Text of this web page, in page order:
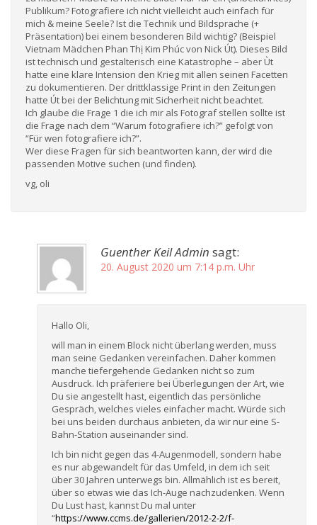
Publikum? Fotografiere ich nicht vielleicht auch einfach für
mich & meine Seele? Ist die Technik und Bildsprache (+
Präsentation) bei einem besonderen Bild wichtig? (Beispiel
Vietnam Mädchen Phan Thị Kim Phúc von Nick Út). Dieses Bild
ist technisch und gestalterisch eine Katastrophe – aber Ùt
hatte eine klare Intension den Krieg mit allen seinen Facetten
zu dokumentieren. Der drittklassige Print in den Zeitungen
hatte Út bei der Belichtung mit Sicherheit nicht beachtet.
Ich glaube die Frage 1 die ich mir als Fotograf stellen sollte ist
die Frage nach dem “Warum fotografiere ich?” gefolgt von
“Für wen fotografiere ich?”.
Wer diese Fragen für sich beantworten kann, der wird die
passenden Motive suchen (und finden).
vg, oli
Guenther Keil Admin sagt:
20. August 2020 um 7:14 p.m. Uhr
Hallo Oli,
will man in einem Block nicht überlang werden, muss
man seine Gedanken vereinfachen. Daher kommen
manche tiefergehende Gedanken nicht so zum
Ausdruck. Ich präferiere bei Überlegungen der Art, wie
Du sie angestellt hast, eigentlich das persönliche
Gespräch, welches vieles einfacher macht. Würde sich
bei uns beiden durchaus anbieten, da wir nur eine S-
Bahn-Station auseinander sind.
Ich bin nicht gegen das 4-Augenmodell, sondern habe
es nur abgewandelt für das Umfeld, in dem ich seit
über 30 Jahren unterwegs bin. Allmählich ist es bereit,
über so etwas wie das Ich-Auge nachzudenken. Wenn
Du Lust hast, kannst Du mal unter
“https://www.ccms.de/gallerien/2012-2-2/f-